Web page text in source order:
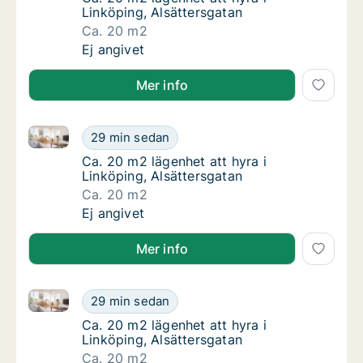
Linköping, Alsättersgatan
Ca. 20 m2
Ca. 20 m2 lägenhet att hyra i Linköping,
Ej angivet
Mer info
Ca. 20 m2 lägenhet att hyra i Linköping,
29 min sedan
Ca. 20 m2 lägenhet att hyra i Linköping,
Ca. 20 m2 lägenhet att hyra i Linköping,
Ca. 20 m2 lägenhet att hyra i
Linköping, Alsättersgatan
Ca. 20 m2
Ca. 20 m2 lägenhet att hyra i Linköping,
Ej angivet
Mer info
Ca. 20 m2 lägenhet att hyra i Linköping,
29 min sedan
Ca. 20 m2 lägenhet att hyra i Linköping,
Ca. 20 m2 lägenhet att hyra i Linköping,
Ca. 20 m2 lägenhet att hyra i
Linköping, Alsättersgatan
Ca. 20 m2